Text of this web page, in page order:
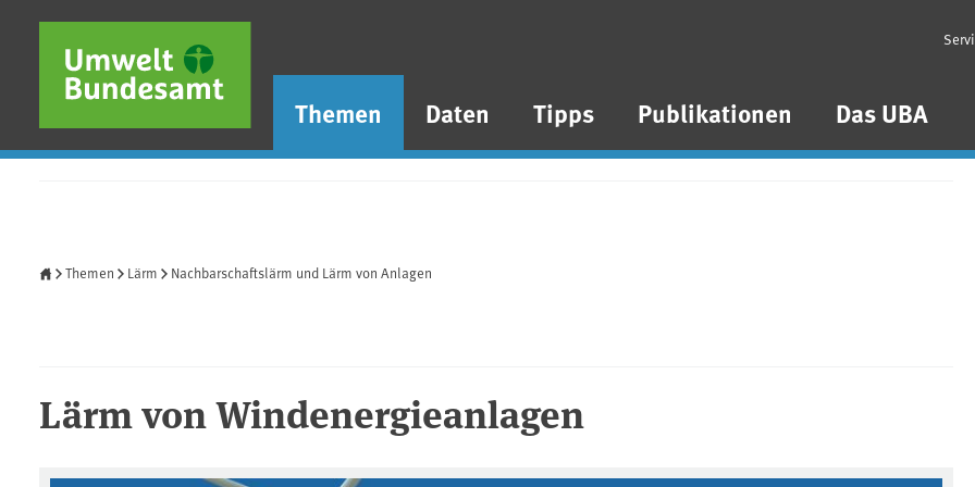
Direkt zum Inhalt
Direkt zum Hauptmenü
Direkt zur Fußzeile
Themen Daten Tipps Publikationen Das UBA
Themen Lärm Nachbarschaftslärm und Lärm von Anlagen
Lärm von Windenergieanlagen